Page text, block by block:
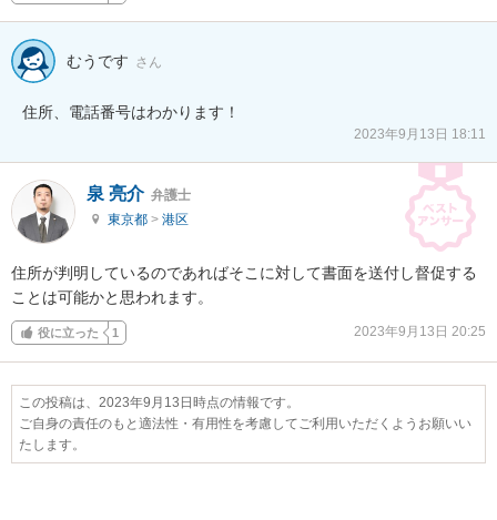
むうです さん
住所、電話番号はわかります！
2023年9月13日 18:11
泉 亮介 弁護士
東京都 > 港区
住所が判明しているのであればそこに対して書面を送付し督促する
ことは可能かと思われます。
役に立った 1 2023年9月13日 20:25
この投稿は、2023年9月13日時点の情報です。
ご自身の責任のもと適法性・有用性を考慮してご利用いただくようお願いい
たします。